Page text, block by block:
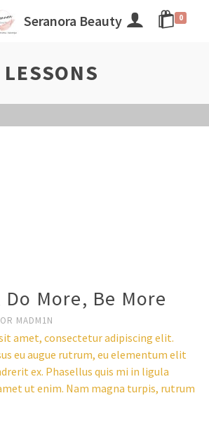
Seranora Beauty 0
LESSONS
Do More, Be More
MADM1N
amet, consectetur adipiscing elit.
eu augue rutrum, eu elementum elit
ex. Phasellus quis mi in ligula
ut enim. Nam magna turpis, rutrum